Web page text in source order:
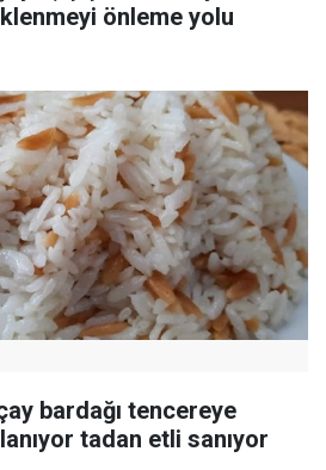
önleme yolu
bardağı tencereye
tadan etli sanıyor